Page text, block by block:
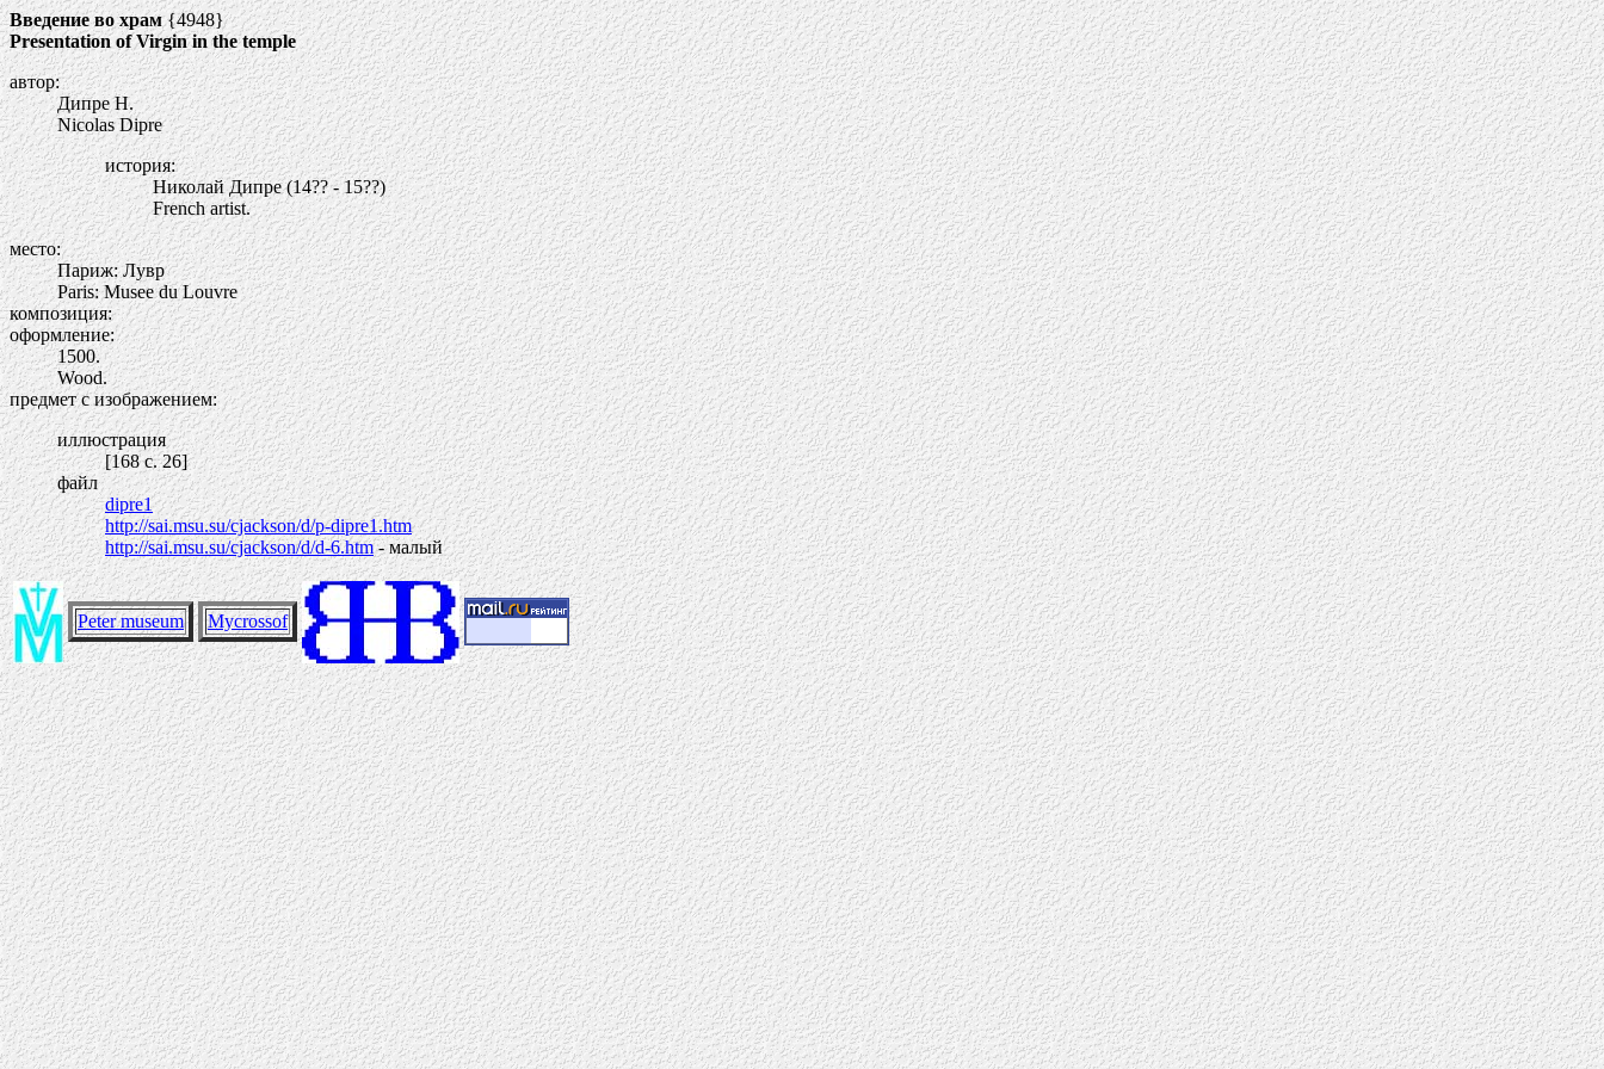
Введение во храм{4948}
Presentation of Virgin in the temple
автор:
Дипре Н.
Nicolas Dipre
история:
Николай Дипре (14?? - 15??)
French artist.
место:
Париж: Лувр
Paris: Musee du Louvre
композиция:
оформление:
1500.
Wood.
предмет с изображением:
иллюстрация
[168 c. 26]
файл
dipre1
http://sai.msu.su/cjackson/d/p-dipre1.htm
http://sai.msu.su/cjackson/d/d-6.htm- малый
Peter museum Mycrossof